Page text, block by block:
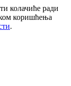
колачиће ради
коришћења
.